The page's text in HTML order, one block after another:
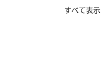
すべて表示